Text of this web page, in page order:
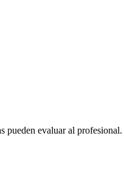
pueden evaluar al profesional.